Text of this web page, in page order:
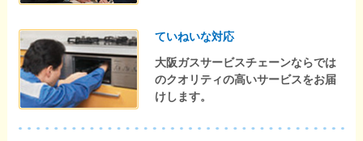
ていねいな対応
大阪ガスサービスチェーンならでは
のクオリティの高いサービスをお届
けします。